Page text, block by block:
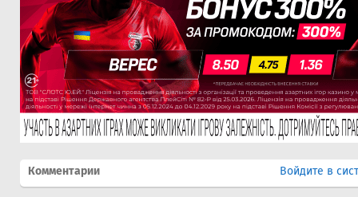
Комментарии Войдите в